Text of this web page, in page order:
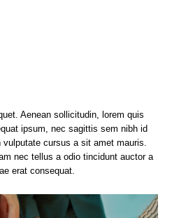
Aenean sollicitudin, lorem quis
ipsum, nec sagittis sem nibh id
cursus a sit amet mauris.
nec tellus a odio tincidunt auctor a
erat consequat.